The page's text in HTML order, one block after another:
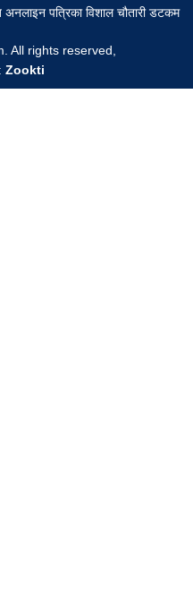
अनलाइन पत्रिका विशाल चौतारी डटकम
All rights reserved,
Zookti